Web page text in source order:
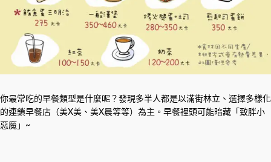
你最常吃的早餐類型是什麼呢？發現多半人都是以滿街林立、選擇多樣化
的連鎖早餐店（美X美、美X晨等等）為主。早餐裡頭可能暗藏「致胖小
惡魔」~